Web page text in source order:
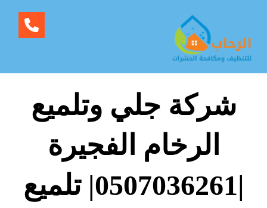
شركة جلي وتلميع
الرخام الفجيرة
|0507036261| تلميع